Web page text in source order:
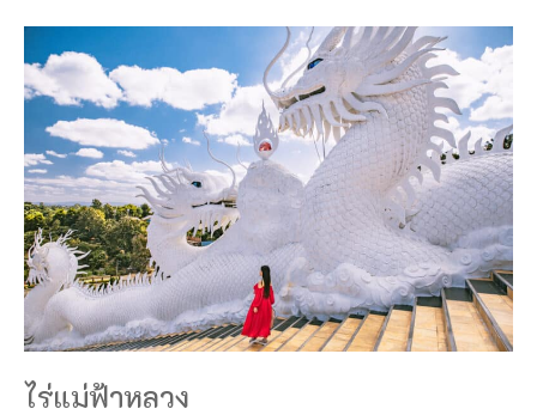
ไร่แม่ฟ้าหลวง